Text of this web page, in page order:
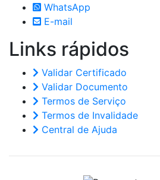
WhatsApp
E-mail
Links rápidos
Validar Certificado
Validar Documento
Termos de Serviço
Termos de Invalidade
Central de Ajuda